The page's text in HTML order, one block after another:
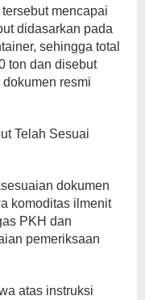
mencapai
didasarkan pada
sehingga total
ton dan disebut
resmi
Telah Sesuai
dokumen
komoditas ilmenit
PKH dan
pemeriksaan
atas instruksi